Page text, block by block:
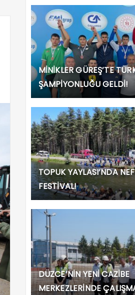
MİNİKLER GÜREŞ’TE
ŞAMPİYONLUĞU GELDİ!
TOPUK YAYLASI’NDA
FESTİVAL!
DÜZCE’NİN YENİ CAZİBE
MERKEZLERİNDE